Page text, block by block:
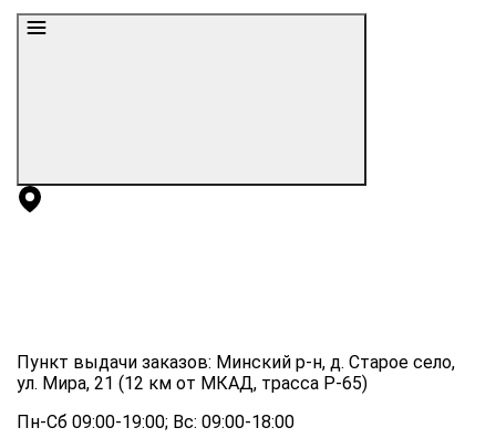
Пункт выдачи заказов: Минский р-н, д. Старое село,
ул. Мира, 21 (12 км от МКАД, трасса P-65)
Пн-Сб 09:00-19:00; Вс: 09:00-18:00